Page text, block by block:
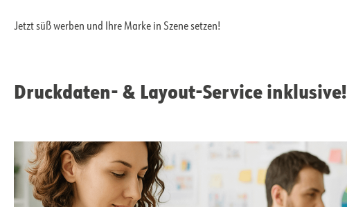
Jetzt süß werben und Ihre Marke in Szene setzen!
Druckdaten- & Layout-Service inklusive!